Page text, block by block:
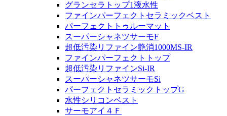
グランセラトップ1液水性
ファインパーフェクトセラミックベスト
パーフェクトトゥルーマット
スーパーシャネツサーモF
超低汚染リファイン艶消1000MS-IR
ファインパーフェクトトップ
超低汚染リファインSi-IR
スーパーシャネツサーモSi
パーフェクトセラミックトップG
水性シリコンベスト
サーモアイ４Ｆ